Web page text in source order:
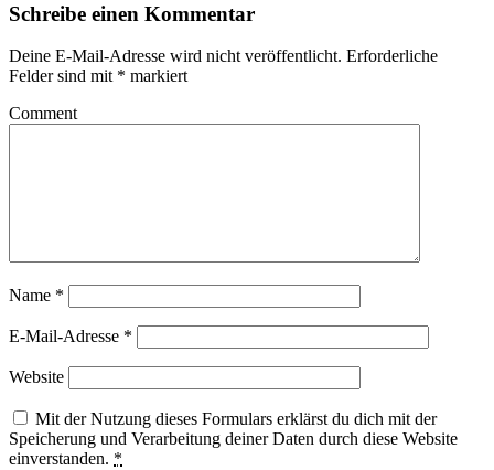
Schreibe einen Kommentar
Deine E-Mail-Adresse wird nicht veröffentlicht. Erforderliche
Felder sind mit * markiert
Comment
Name *
E-Mail-Adresse *
Website
Mit der Nutzung dieses Formulars erklärst du dich mit der
Speicherung und Verarbeitung deiner Daten durch diese Website
einverstanden. *